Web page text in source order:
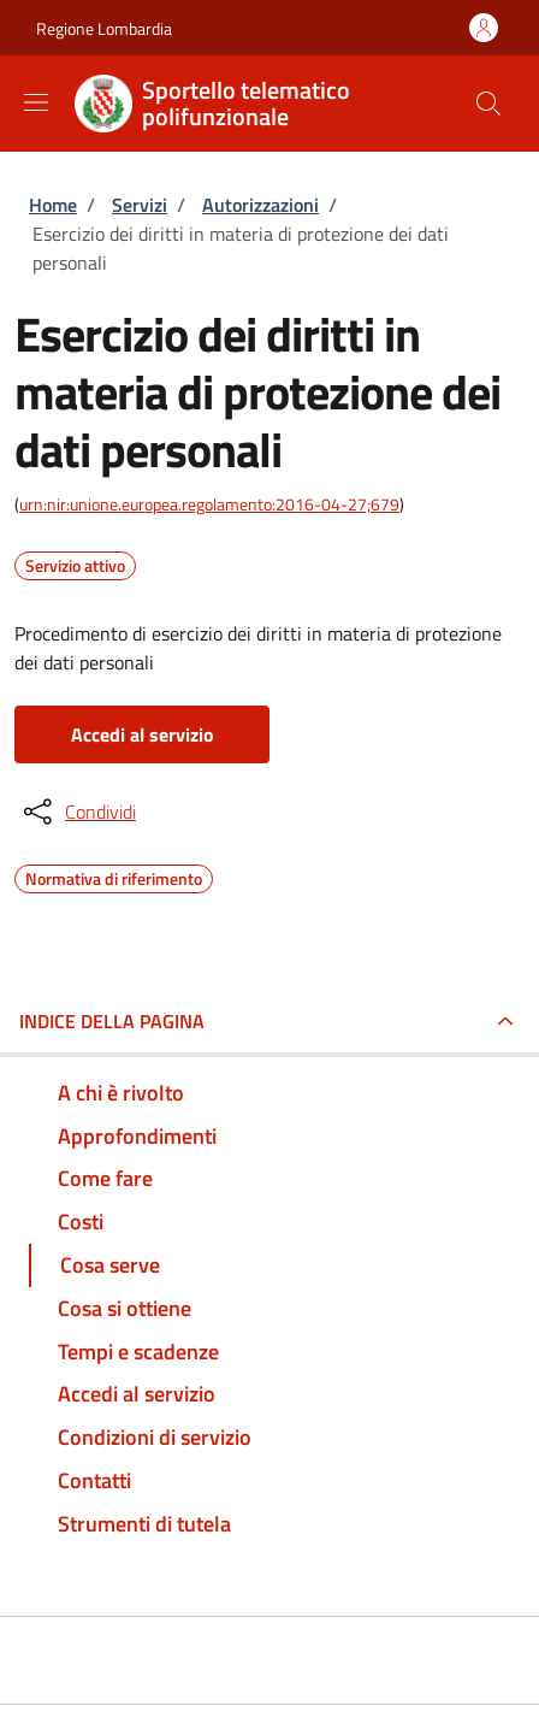
Regione Lombardia
Sportello telematico
polifunzionale
Briciole di pane
Home / Servizi / Autorizzazioni /
Esercizio dei diritti in materia di protezione dei dati
personali
Esercizio dei diritti in
materia di protezione dei
dati personali
(urn:nir:unione.europea.regolamento:2016-04-27;679)
Servizio attivo
Procedimento di esercizio dei diritti in materia di protezione
dei dati personali
Accedi al servizio
Condividi
Normativa di riferimento
INDICE DELLA PAGINA
A chi è rivolto
Approfondimenti
Come fare
Costi
Cosa serve
Cosa si ottiene
Tempi e scadenze
Accedi al servizio
Condizioni di servizio
Contatti
Strumenti di tutela